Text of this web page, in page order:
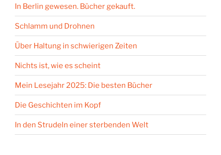
In Berlin gewesen. Bücher gekauft.
Schlamm und Drohnen
Über Haltung in schwierigen Zeiten
Nichts ist, wie es scheint
Mein Lesejahr 2025: Die besten Bücher
Die Geschichten im Kopf
In den Strudeln einer sterbenden Welt